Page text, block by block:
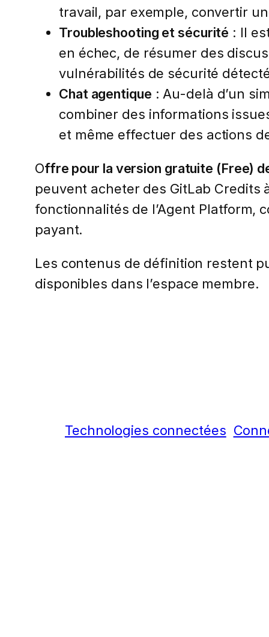
travail, par exemple, convertir
Troubleshooting et sécurité : Il
en échec, de résumer des
vulnérabilités de sécurité
Chat agentique : Au-delà d’un
combiner des informations
et même effectuer des actions
Offre pour la version gratuite (Free)
peuvent acheter des GitLab Credits
fonctionnalités de l’Agent Platform,
payant.
Les contenus de définition restent
disponibles dans l’espace membre.
Technologies connectées